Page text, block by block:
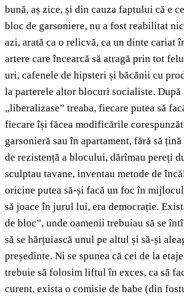
bună, aș zice, și din cauza faptului că e
bloc de garsoniere, nu a fost reabilitat
azi, arată ca o relicvă, ca un dinte cariat
artere care încearcă să atragă prin tot
uri, cafenele de hipsteri și băcănii cu
la parterele altor blocuri socialiste. După
„liberalizase” treaba, fiecare putea să
fiecare își făcea modificările
garsonieră sau în apartament, fără să
de rezistență a blocului, dărîmau pereți
sculptau tavane, inventau metode de
oricine putea să-și facă un foc în
să joace în jurul lui, era democrație.
de bloc”, unde oamenii trebuiau să se
să se hărțuiască unul pe altul și să-și
președinte. Ni se spunea că cei de la
trebuie să folosim liftul în exces, ca să
curent, exista o comisie de babe (din